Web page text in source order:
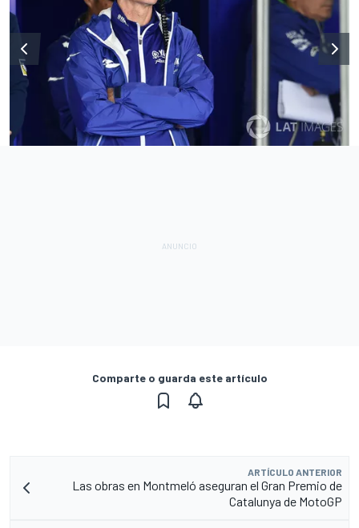
Comparte o guarda este artículo
ARTÍCULO ANTERIOR
Las obras en Montmeló aseguran el Gran Premio de
Catalunya de MotoGP